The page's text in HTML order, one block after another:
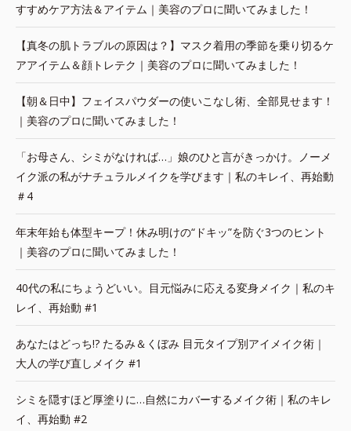
すすめケア方法＆アイテム｜美容のプロに聞いてみました！
【真冬の肌トラブルの原因は？】マスク着用の季節を乗り切るケ
アアイテム＆顔トレテク｜美容のプロに聞いてみました！
【朝＆日中】フェイスパウダーの使いこなし術、全部見せます！
｜美容のプロに聞いてみました！
「お母さん、シミがなければ…」娘のひと言がきっかけ。ノーメ
イク派の私がナチュラルメイクを学びます｜私のキレイ、再始動
＃4
年末年始も体型キープ！休み明けの“ドキッ”を防ぐ3つのヒント
｜美容のプロに聞いてみました！
40代の私にちょうどいい。目元悩みに応える変身メイク｜私のキ
レイ、再始動 #1
あなたはどっち!? たるみ＆くぼみ 目元タイプ別アイメイク術｜
大人の学び直しメイク #1
シミを隠すほど厚塗りに…自然にカバーするメイク術｜私のキレ
イ、再始動 #2